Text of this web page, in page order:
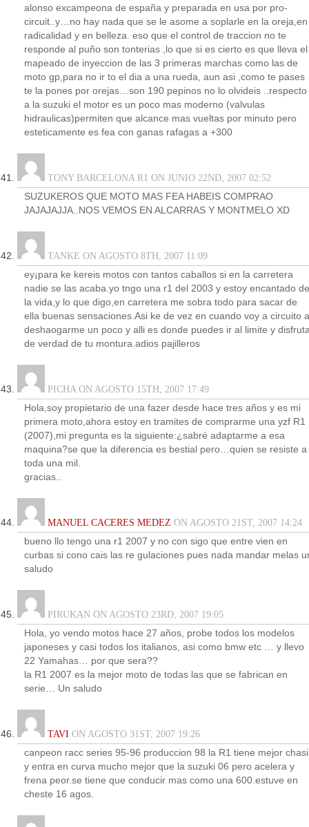
alonso excampeona de españa y preparada en usa por pro-
circuit..y…no hay nada que se le asome a soplarle en la oreja,en
radicalidad y en belleza. eso que el control de traccion no te
responde al puño son tonterias ,lo que si es cierto es que lleva el
mapeado de inyeccion de las 3 primeras marchas como las de
moto gp,para no ir to el dia a una rueda, aun asi ,como te pases
te la pones por orejas…son 190 pepinos no lo olvideis ..respecto
a la suzuki el motor es un poco mas moderno (valvulas
hidraulicas)permiten que alcance mas vueltas por minuto pero
esteticamente es fea con ganas rafagas a +300
TONY BARCELONA R1 ON JUNIO 22ND, 2007 02:52
SUZUKEROS QUE MOTO MAS FEA HABEIS COMPRAO
JAJAJAJJA..NOS VEMOS EN ALCARRAS Y MONTMELO XD
TANKE ON AGOSTO 8TH, 2007 11:09
ey¡para ke kereis motos con tantos caballos si en la carretera
nadie se las acaba.yo tngo una r1 del 2003 y estoy encantado de
la vida,y lo que digo,en carretera me sobra todo para sacar de
ella buenas sensaciones.Asi ke de vez en cuando voy a circuito a
deshaogarme un poco y alli es donde puedes ir al limite y
de verdad de tu montura.adios pajilleros
PICHA ON AGOSTO 15TH, 2007 17:49
Hola,soy propietario de una fazer desde hace tres años y es mi
primera moto,ahora estoy en tramites de comprarme una yzf R1
(2007),mi pregunta es la siguiente:¿sabré adaptarme a esa
maquina?se que la diferencia es bestial pero…quien se resiste a
toda una mil.
gracias..
MANUEL CACERES MEDEZ ON AGOSTO 21ST, 2007 14:24
bueno llo tengo una r1 2007 y no con sigo que entre vien en
curbas si cono cais las re gulaciones pues nada mandar melas
saludo
PIRUKAN ON AGOSTO 23RD, 2007 19:05
Hola, yo vendo motos hace 27 años, probe todos los modelos
japoneses y casi todos los italianos, asi como bmw etc … y llevo
22 Yamahas… por que sera??
la R1 2007 es la mejor moto de todas las que se fabrican en
serie… Un saludo
TAVI ON AGOSTO 31ST, 2007 19:26
canpeon racc series 95-96 produccion 98 la R1 tiene mejor
y entra en curva mucho mejor que la suzuki 06 pero acelera y
frena peor.se tiene que conducir mas como una 600.estuve en
cheste 16 agos.